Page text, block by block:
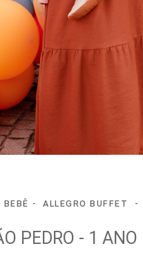
ALLEGRO BUFFET
PEDRO - 1 ANO